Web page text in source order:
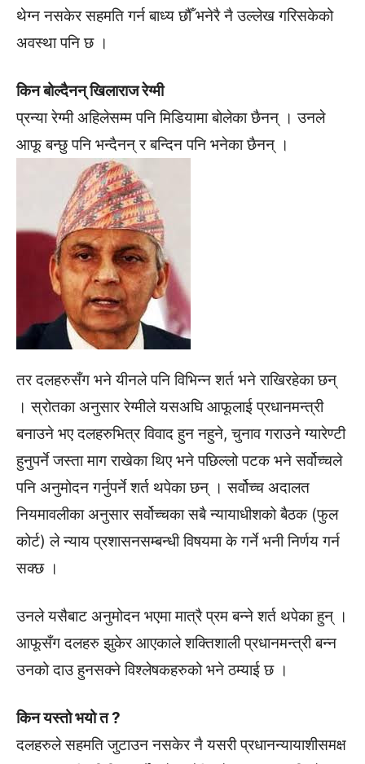
थेग्न नसकेर सहमति गर्न बाध्य छौँ भनेरै नै उल्लेख गरिसकेको
अवस्था पनि छ ।
किन बोल्दैनन् खिलाराज रेग्मी
प्रन्या रेग्मी अहिलेसम्म पनि मिडियामा बोलेका छैनन् । उनले
आफू बन्छु पनि भन्दैनन् र बन्दिन पनि भनेका छैनन् ।
तर दलहरुसँग भने यीनले पनि विभिन्न शर्त भने राखिरहेका छन्
। स्रोतका अनुसार रेग्मीले यसअघि आफूलाई प्रधानमन्त्री
बनाउने भए दलहरुभित्र विवाद हुन नहुने, चुनाव गराउने ग्यारेण्टी
हुनुपर्ने जस्ता माग राखेका थिए भने पछिल्लो पटक भने सर्वोच्चले
पनि अनुमोदन गर्नुपर्ने शर्त थपेका छन् । सर्वोच्च अदालत
नियमावलीका अनुसार सर्वोच्चका सबै न्यायाधीशको बैठक (फुल
कोर्ट) ले न्याय प्रशासनसम्बन्धी विषयमा के गर्ने भनी निर्णय गर्न
सक्छ ।
उनले यसैबाट अनुमोदन भएमा मात्रै प्रम बन्ने शर्त थपेका हुन् ।
आफूसँग दलहरु झुकेर आएकाले शक्तिशाली प्रधानमन्त्री बन्न
उनको दाउ हुनसक्ने विश्लेषकहरुको भने ठम्याई छ ।
किन यस्तो भयो त ?
दलहरुले सहमति जुटाउन नसकेर नै यसरी प्रधानन्यायाशीसमक्ष